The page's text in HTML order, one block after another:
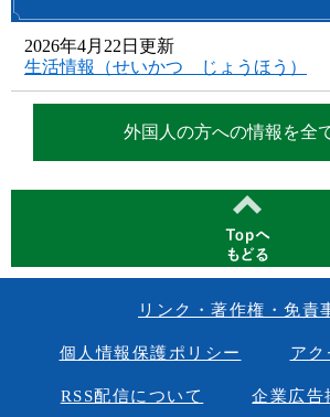
2026年4月22日更新
生活情報（せいかつ じょうほう）
外国人の方への情報を全
リンク・著作権・免責
個人情報保護ポリシー アク
RSS配信について 企業広告